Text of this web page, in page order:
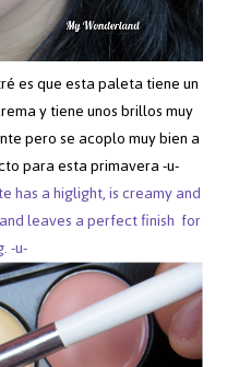
es que esta paleta tiene un
y tiene unos brillos muy
pero se acoplo muy bien a
para esta primavera -u-
has a higlight, is creamy and
leaves a perfect finish for
-u-